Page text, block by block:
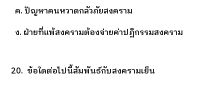
ค. ปัญหาคนหวาดกลัวภัยสงคราม
ง. ฝ่ายที่แพ้สงครามต้องจ่ายค่าปฏิกรรมสงคราม
20. ข้อใดต่อไปนี้สัมพันธ์กับสงครามเย็น